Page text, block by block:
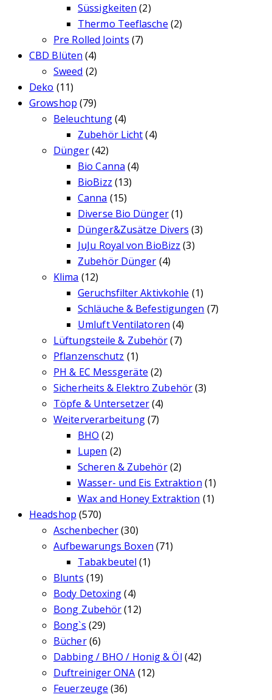
Süssigkeiten (2)
Thermo Teeflasche (2)
Pre Rolled Joints (7)
CBD Blüten (4)
Sweed (2)
Deko (11)
Growshop (79)
Beleuchtung(4)
Zubehör Licht (4)
Dünger(42)
Bio Canna (4)
BioBizz (13)
Canna (15)
Diverse Bio Dünger(1)
Dünger&Zusätze Divers (3)
JuJu Royal von BioBizz (3)
Zubehör Dünger (4)
Klima (12)
Geruchsfilter Aktivkohle (1)
Schläuche & Befestigungen (7)
Umluft Ventilatoren (4)
Lüftungsteile & Zubehör (7)
Pflanzenschutz (1)
PH & EC Messgeräte (2)
Sicherheits & Elektro Zubehör(3)
Töpfe & Untersetzer(4)
Weiterverarbeitung(7)
BHO (2)
Lupen (2)
Scheren & Zubehör(2)
Wasser- und Eis Extraktion (1)
Wax and Honey Extraktion (1)
Headshop (570)
Aschenbecher(30)
Aufbewarungs Boxen (71)
Tabakbeutel (1)
Blunts (19)
Body Detoxing (4)
Bong Zubehör(12)
Bong`s (29)
Bücher(6)
Dabbing / BHO / Honig & Öl (42)
Duftreiniger ONA (12)
Feuerzeuge (36)